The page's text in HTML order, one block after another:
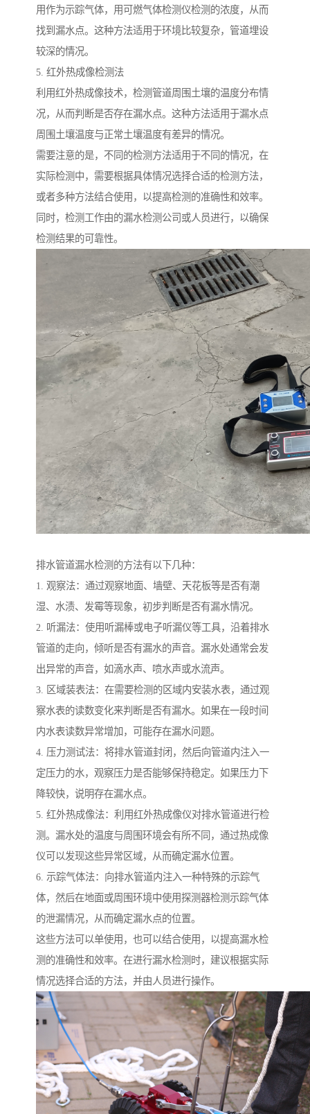
用作为示踪气体，用可燃气体检测仪检测的浓度，从而
找到漏水点。这种方法适用于环境比较复杂，管道埋设
较深的情况。
5. 红外热成像检测法
利用红外热成像技术，检测管道周围土壤的温度分布情
况，从而判断是否存在漏水点。这种方法适用于漏水点
周围土壤温度与正常土壤温度有差异的情况。
需要注意的是，不同的检测方法适用于不同的情况，在
实际检测中，需要根据具体情况选择合适的检测方法，
或者多种方法结合使用，以提高检测的准确性和效率。
同时，检测工作由的漏水检测公司或人员进行，以确保
检测结果的可靠性。
排水管道漏水检测的方法有以下几种：
1. 观察法：通过观察地面、墙壁、天花板等是否有潮
湿、水渍、发霉等现象，初步判断是否有漏水情况。
2. 听漏法：使用听漏棒或电子听漏仪等工具，沿着排水
管道的走向，倾听是否有漏水的声音。漏水处通常会发
出异常的声音，如滴水声、喷水声或水流声。
3. 区域装表法：在需要检测的区域内安装水表，通过观
察水表的读数变化来判断是否有漏水。如果在一段时间
内水表读数异常增加，可能存在漏水问题。
4. 压力测试法：将排水管道封闭，然后向管道内注入一
定压力的水，观察压力是否能够保持稳定。如果压力下
降较快，说明存在漏水点。
5. 红外热成像法：利用红外热成像仪对排水管道进行检
测。漏水处的温度与周围环境会有所不同，通过热成像
仪可以发现这些异常区域，从而确定漏水位置。
6. 示踪气体法：向排水管道内注入一种特殊的示踪气
体，然后在地面或周围环境中使用探测器检测示踪气体
的泄漏情况，从而确定漏水点的位置。
这些方法可以单使用，也可以结合使用，以提高漏水检
测的准确性和效率。在进行漏水检测时，建议根据实际
情况选择合适的方法，并由人员进行操作。